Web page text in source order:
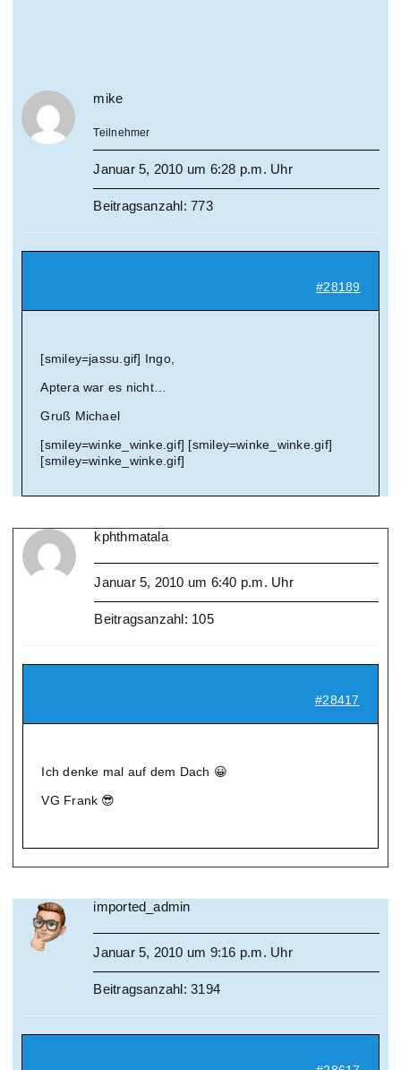
mike
Teilnehmer
Januar 5, 2010 um 6:28 p.m. Uhr
Beitragsanzahl: 773
#28189
[smiley=jassu.gif] Ingo,
Aptera war es nicht…
Gruß Michael
[smiley=winke_winke.gif] [smiley=winke_winke.gif]
[smiley=winke_winke.gif]
kphthmatala
Januar 5, 2010 um 6:40 p.m. Uhr
Beitragsanzahl: 105
#28417
Ich denke mal auf dem Dach 😀
VG Frank 😎
imported_admin
Januar 5, 2010 um 9:16 p.m. Uhr
Beitragsanzahl: 3194